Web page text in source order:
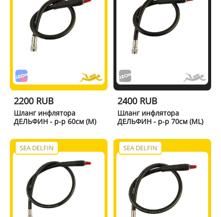
2200 RUB
Шланг инфлятора
ДЕЛЬФИН - р-р 60см (M)
2400 RUB
Шланг инфлятора
ДЕЛЬФИН - р-р 70см (ML)
SEA DELFIN SEA DELFIN